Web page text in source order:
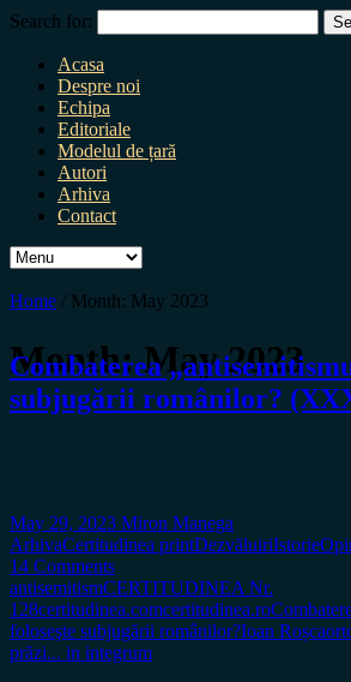
Search for:
Acasa
Despre noi
Echipa
Editoriale
Modelul de țară
Autori
Arhiva
Contact
Home / Month: May 2023
Month:May 2023
Combaterea
subjugării românilor?
May 29, 2023 Miron Manega
ArhivaCertitudinea printDezvăluiriIstorie
14 Comments
antisemitismCERTITUDINEA Nr.
128certitudinea.comcertitudinea.ro
foloseşte subjugării românilor?Ioan Roșca
prăzi... in integrum